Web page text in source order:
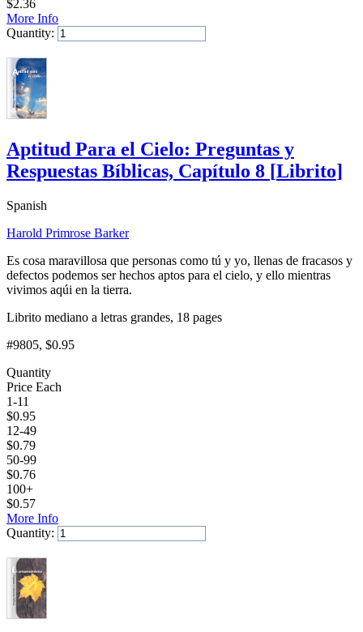
$2.36
More Info
Quantity:
Aptitud Para el Cielo: Preguntas y
Respuestas Bíblicas, Capítulo 8 [Librito]
Spanish
Harold Primrose Barker
Es cosa maravillosa que personas como tú y yo, llenas de fracasos y
defectos podemos ser hechos aptos para el cielo, y ello mientras
vivimos aqúi en la tierra.
Librito mediano a letras grandes, 18 pages
#9805, $0.95
Quantity
Price Each
1-11
$0.95
12-49
$0.79
50-99
$0.76
100+
$0.57
More Info
Quantity: